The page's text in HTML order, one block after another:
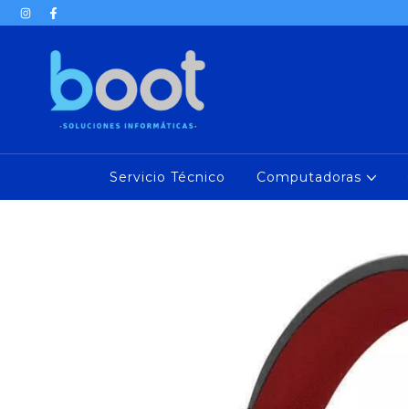
Servicio Técnico Computadoras